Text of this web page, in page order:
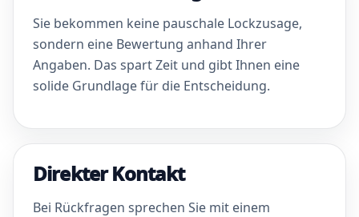
Sie bekommen keine pauschale Lockzusage,
sondern eine Bewertung anhand Ihrer
Angaben. Das spart Zeit und gibt Ihnen eine
solide Grundlage für die Entscheidung.
Direkter Kontakt
Bei Rückfragen sprechen Sie mit einem